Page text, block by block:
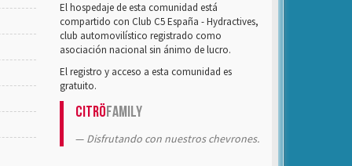
El hospedaje de esta comunidad está
compartido con Club C5 España - Hydractives,
club automovilístico registrado como
asociación nacional sin ánimo de lucro.
El registro y acceso a esta comunidad es
gratuito.
CitröFamily
Disfrutando con nuestros chevrones.